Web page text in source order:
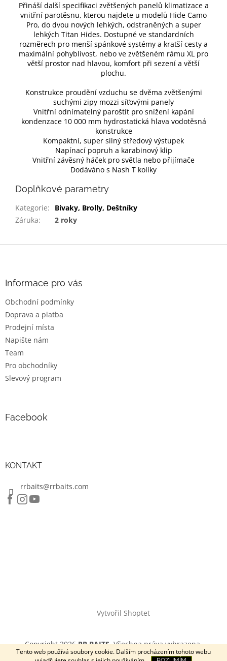
Tento web používá soubory cookie. Dalším procházením tohoto webu
Přináší další specifikaci zvětšených panelů klimatizace a
vnitřní parotěsnu, kterou najdete u modelů Hide Camo
Pro, do dvou nových lehkých, odstraněných a super
lehkých Titan Hides. Dostupné ve standardních
rozměrech pro menší spánkové systémy a kratší cesty a
maximální pohyblivost, nebo ve zvětšeném rámu XL pro
větší prostor nad hlavou, komfort při sezení a větší
plochu.
Konstrukce proudění vzduchu se dvěma zvětšenými
suchými zipy mozzi síťovými panely
Vnitřní odnímatelný paroštít pro snížení kapání
kondenzace 10 000 mm hydrostatická hlava vodotěsná
konstrukce
Kompaktní, super silný středový výstupek
Napínací popruh a karabinový klip
Vnitřní závěsný háček pro světla nebo přijímače
Dodáváno s Nash T kolíky
Doplňkové parametry
Kategorie:
Bivaky, Brolly, Deštníky
Záruka: 2 roky
Informace pro vás
Obchodní podmínky
Doprava a platba
Prodejní místa
Napište nám
Team
Pro obchodníky
Slevový program
Facebook
KONTAKT
rrbaits@rrbaits.com
Vytvořil Shoptet
Copyright 2026RR BAITS. Všechna práva vyhrazena.